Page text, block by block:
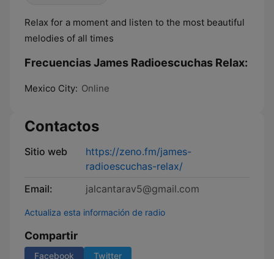
Relax for a moment and listen to the most beautiful
melodies of all times
Frecuencias James Radioescuchas Relax:
Mexico City: Online
Contactos
Sitio web
https://zeno.fm/james-
radioescuchas-relax/
Email:
jalcantarav5@gmail.com
Actualiza esta información de radio
Compartir
Facebook Twitter